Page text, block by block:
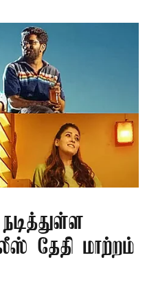
தேதி மாற்றம்